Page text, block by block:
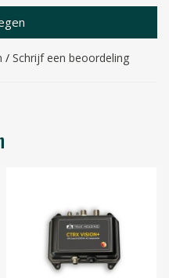
/ Schrijf een beoordeling